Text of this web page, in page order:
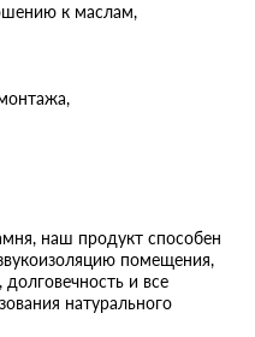
к маслам,
наш продукт способен
помещения,
и все
натурального